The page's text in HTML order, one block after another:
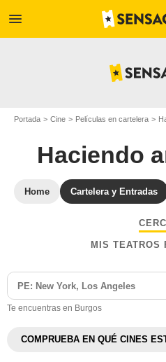
menu
Portada Cine Películas en cartelera
Haciendo
Home Cartelera y Entradas
MIS TEATROS
Te encuentras en Burgos
COMPRUEBA EN QUÉ CINES